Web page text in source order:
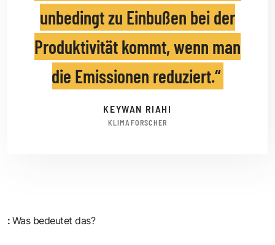
unbedingt zu Einbußen bei der
Produktivität kommt, wenn man
die Emissionen reduziert.
KEYWAN RIAHI
KLIMAFORSCHER
: Was bedeutet das?